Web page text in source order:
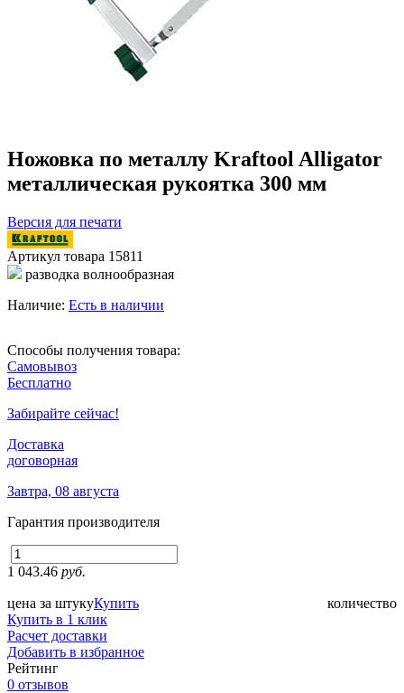
Ножовка по металлу Kraftool Alligator
металлическая рукоятка 300 мм
Версия для печати
Артикул товара 15811
разводка волнообразная
Наличие: Есть в наличии
Способы получения товара:
Самовывоз
Бесплатно
Забирайте сейчас!
Доставка
договорная
Завтра, 08 августа
Гарантия производителя
1 043.46 руб.
цена за штуку количество
Купить
Купить в 1 клик
Расчет доставки
Добавить в избранное
Рейтинг
0 отзывов